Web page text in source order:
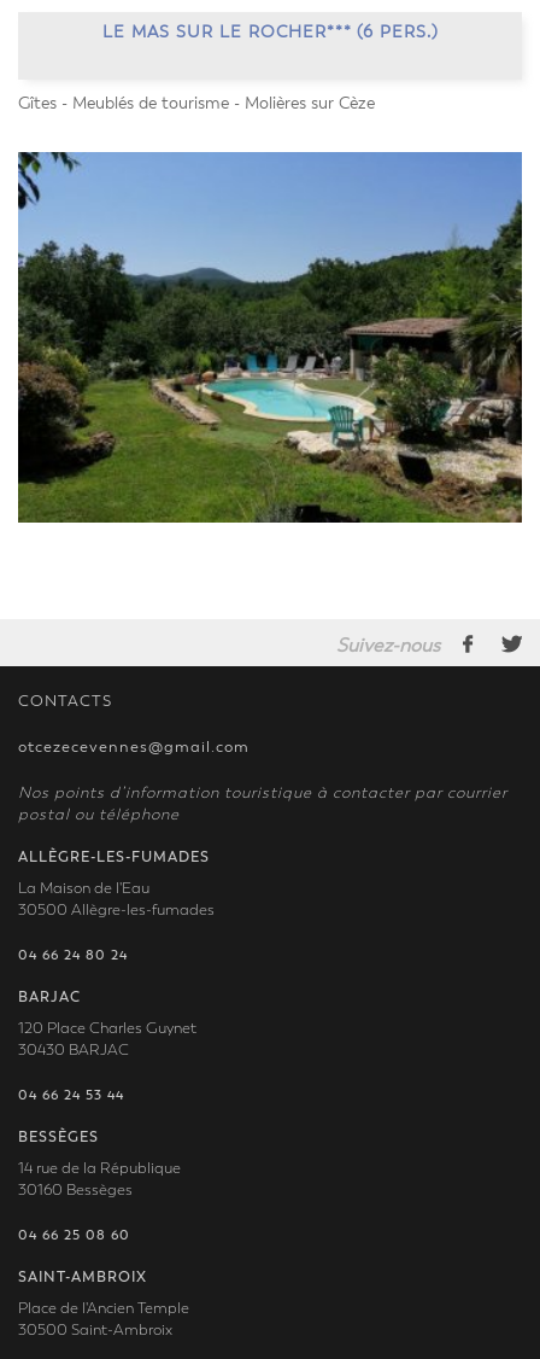
LE MAS SUR LE ROCHER*** (6 PERS.)
Gîtes - Meublés de tourisme - Molières sur Cèze
Suivez-nous
CONTACTS
otcezecevennes@gmail.com
Nos points d’information touristique à contacter par courrier
postal ou téléphone
ALLÈGRE-LES-FUMADES
La Maison de l'Eau
30500 Allègre-les-fumades
04 66 24 80 24
BARJAC
120 Place Charles Guynet
30430 BARJAC
04 66 24 53 44
BESSÈGES
14 rue de la République
30160 Bessèges
04 66 25 08 60
SAINT-AMBROIX
Place de l'Ancien Temple
30500 Saint-Ambroix